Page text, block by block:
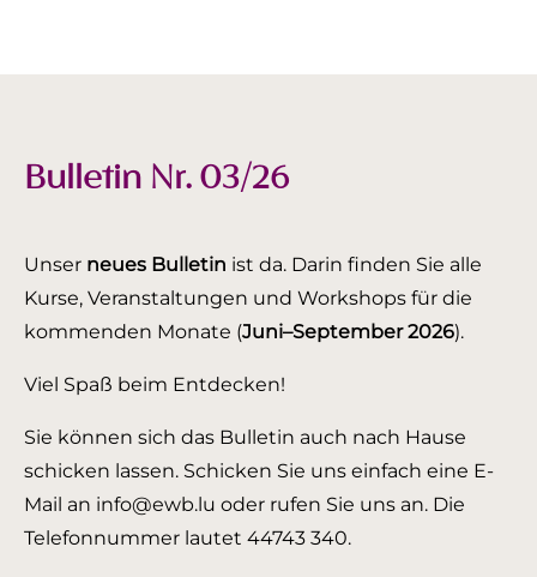
Bulletin Nr. 03/26
Unser neues Bulletin ist da. Darin finden Sie alle
Kurse, Veranstaltungen und Workshops für die
kommenden Monate (Juni–September 2026).
Viel Spaß beim Entdecken!
Sie können sich das Bulletin auch nach Hause
schicken lassen. Schicken Sie uns einfach eine E-
Mail an info@ewb.lu oder rufen Sie uns an. Die
Telefonnummer lautet 44743 340.